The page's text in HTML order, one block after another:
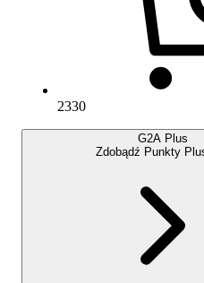
2330
G2A Plus
Zdobądź Punkty